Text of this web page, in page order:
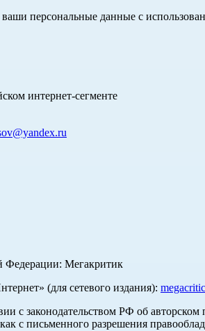
персональные данные с
интернет-сегменте
Федерации: Мегакритик
(для сетевого издания):
с законодательством РФ об
с письменного разрешения